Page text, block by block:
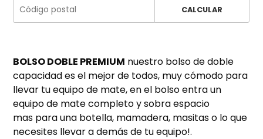
CALCULAR
BOLSO DOBLE PREMIUM nuestro bolso de doble
capacidad es el mejor de todos, muy cómodo para
llevar tu equipo de mate, en el bolso entra un
equipo de mate completo y sobra espacio
mas para una botella, mamadera, masitas o lo que
necesites llevar a demás de tu equipo!.